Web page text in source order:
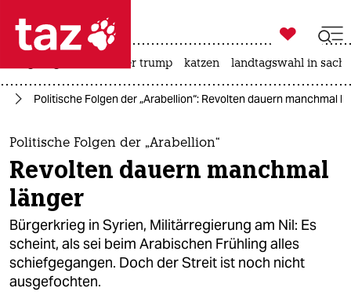
 taz zahl ich
taz zahl ich
themen
politik
öko
gesellschaft
kultur

taz zahl ich
usa unter trump katzen landtagswahl in
Politische Folgen der „Arabellion“: Revolten dauern manchmal
Politische Folgen der „Arabellion“
Revolten dauern manchmal
länger
Bürgerkrieg in Syrien, Militärregierung am Nil: Es
scheint, als sei beim Arabischen Frühling alles
schiefgegangen. Doch der Streit ist noch nicht
ausgefochten.